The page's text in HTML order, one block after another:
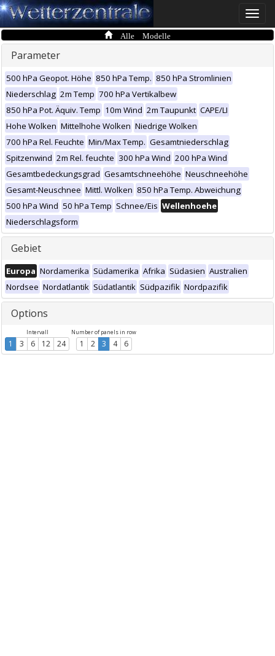
Toggle
Alle Modelle
Parameter
500 hPa Geopot. Höhe 850 hPa Temp. 850 hPa Stromlinien
Niederschlag 2m Temp 700 hPa Vertikalbew
850 hPa Pot. Äquiv. Temp 10m Wind 2m Taupunkt CAPE/LI
Hohe Wolken Mittelhohe Wolken Niedrige Wolken
700 hPa Rel. Feuchte Min/Max Temp. Gesamtniederschlag
Spitzenwind 2m Rel. feuchte 300 hPa Wind 200 hPa Wind
Gesamtbedeckungsgrad Gesamtschneehöhe Neuschneehöhe
Gesamt-Neuschnee Mittl. Wolken 850 hPa Temp. Abweichung
500 hPa Wind 50 hPa Temp Schnee/Eis Wellenhoehe
Niederschlagsform
Gebiet
Europa Nordamerika Südamerika Afrika Südasien Australien
Nordsee Nordatlantik Südatlantik Südpazifik Nordpazifik
Options
Intervall
1 3 6 12 24
Number of panels in row
1 2 3 4 6